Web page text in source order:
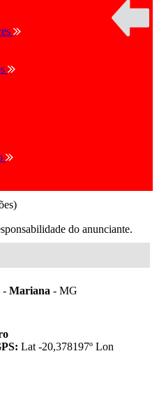
do anunciante.
- Mariana - MG
Lat -20,378197º Lon